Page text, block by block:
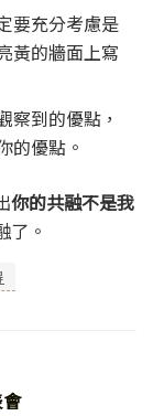
要充分考慮是
黃的牆面上寫
察到的優點，
的優點。
你的共融不是我
了。